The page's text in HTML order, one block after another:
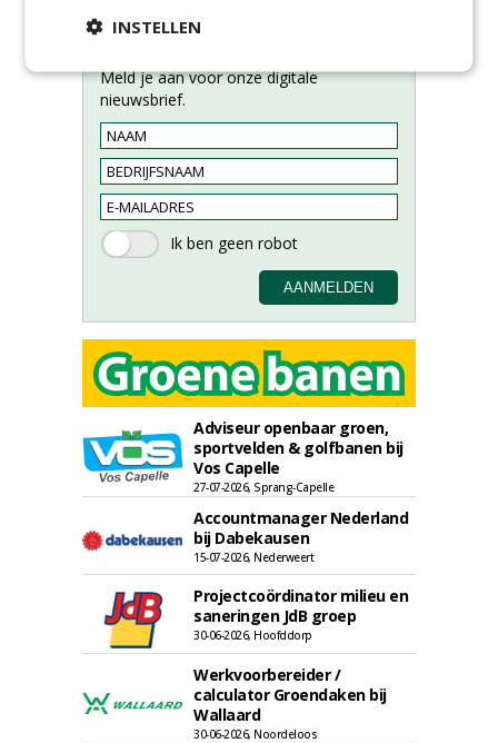
Meld je aan voor onze digitale
nieuwsbrief.
Adviseur openbaar groen,
sportvelden & golfbanen bij
Vos Capelle
27-07-2026, Sprang-Capelle
Accountmanager Nederland
bij Dabekausen
15-07-2026, Nederweert
Projectcoördinator milieu en
saneringen JdB groep
30-06-2026, Hoofddorp
Werkvoorbereider /
calculator Groendaken bij
Wallaard
30-06-2026, Noordeloos
INSTELLEN